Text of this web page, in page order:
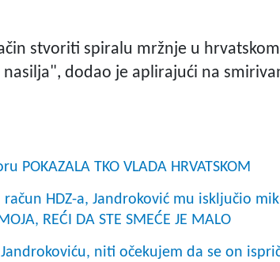
stvoriti spiralu mržnje u
dodao je aplirajući na
POKAZALA TKO VLADA HRVATSKOM
HDZ-a, Jandroković mu isključio
REĆI DA STE SMEĆE JE MALO
niti očekujem da se on